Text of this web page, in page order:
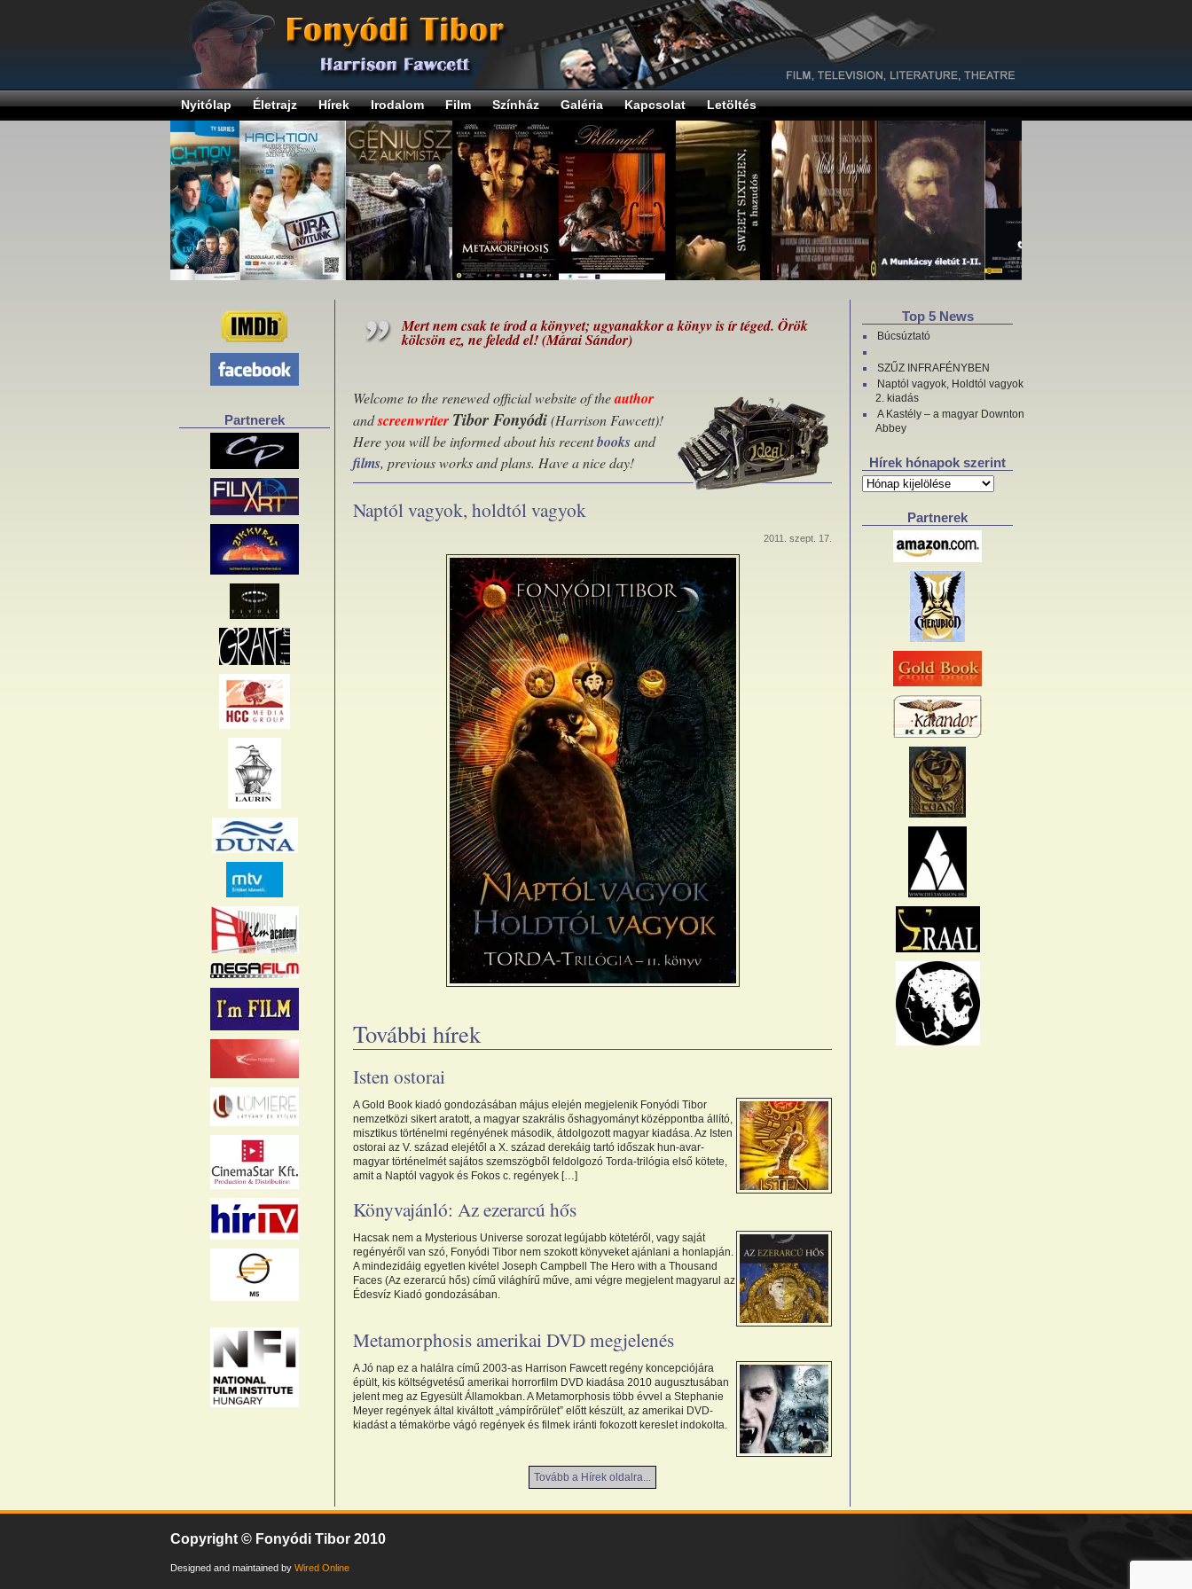
Nyitólap Életrajz Hírek Irodalom Film Színház Galéria Kapcsolat Letöltés
Partnerek
Mert nem csak te írod a könyvet; ugyanakkor a könyv is ír téged. Örök
kölcsön ez, ne feledd el! (Márai Sándor)
Welcome to the renewed official website of theauthor
andscreenwriter Tibor Fonyódi(Harrison Fawcett)!
Here you will be informed about his recentbooksand
films, previous works and plans. Have a nice day!
Naptól vagyok, holdtól vagyok
2011. szept. 17.
További hírek
Isten ostorai
A Gold Book kiadó gondozásában május elején megjelenik Fonyódi Tibor
nemzetközi sikert aratott, a magyar szakrális őshagyományt középpontba állító,
misztikus történelmi regényének második, átdolgozott magyar kiadása. Az Isten
ostorai az V. század elejétől a X. század derekáig tartó időszak hun-avar-
magyar történelmét sajátos szemszögből feldolgozó Torda-trilógia első kötete,
amit a Naptól vagyok és Fokos c. regények […]
Könyvajánló: Az ezerarcú hős
Hacsak nem a Mysterious Universe sorozat legújabb kötetéről, vagy saját
regényéről van szó, Fonyódi Tibor nem szokott könyveket ajánlani a honlapján.
A mindezidáig egyetlen kivétel Joseph Campbell The Hero with a Thousand
Faces (Az ezerarcú hős) című világhírű műve, ami végre megjelent magyarul az
Édesvíz Kiadó gondozásában.
Metamorphosis amerikai DVD megjelenés
A Jó nap ez a halálra című 2003-as Harrison Fawcett regény koncepciójára
épült, kis költségvetésű amerikai horrorfilm DVD kiadása 2010 augusztusában
jelent meg az Egyesült Államokban. A Metamorphosis több évvel a Stephanie
Meyer regények által kiváltott „vámpírőrület” előtt készült, az amerikai DVD-
kiadást a témakörbe vágó regények és filmek iránti fokozott kereslet indokolta.
Tovább a Hírek oldalra...
Top 5 News
Búcsúztató
SZŰZ INFRAFÉNYBEN
Naptól vagyok, Holdtól vagyok
2. kiadás
A Kastély – a magyar Downton
Abbey
Hírek hónapok szerint
Hírek
hónapok
Partnerek
Copyright © Fonyódi Tibor 2010
Designed and maintained by Wired Online